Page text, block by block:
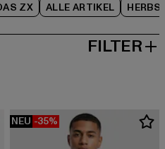
ZX ALLE ARTIKEL
FILTER
NEU -35%